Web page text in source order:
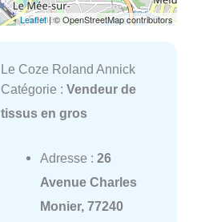
Leaflet| © OpenStreetMap contributors
Le Coze Roland Annick
Catégorie : Vendeur de
tissus en gros
Adresse : 26
Avenue Charles
Monier, 77240